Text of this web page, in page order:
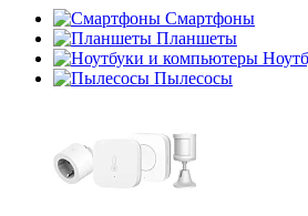
Смартфоны
Планшеты
Пылесосы
недели
plait.ru